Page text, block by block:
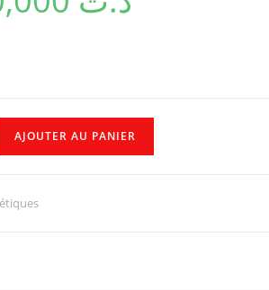
AJOUTER AU PANIER